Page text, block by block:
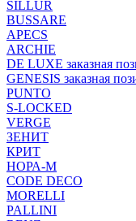
SILLUR
BUSSARE
APECS
ARCHIE
DE LUXE заказная
GENESIS заказная
PUNTO
S-LOCKED
VERGE
ЗЕНИТ
КРИТ
НОРА-М
CODE DECO
MORELLI
PALLINI